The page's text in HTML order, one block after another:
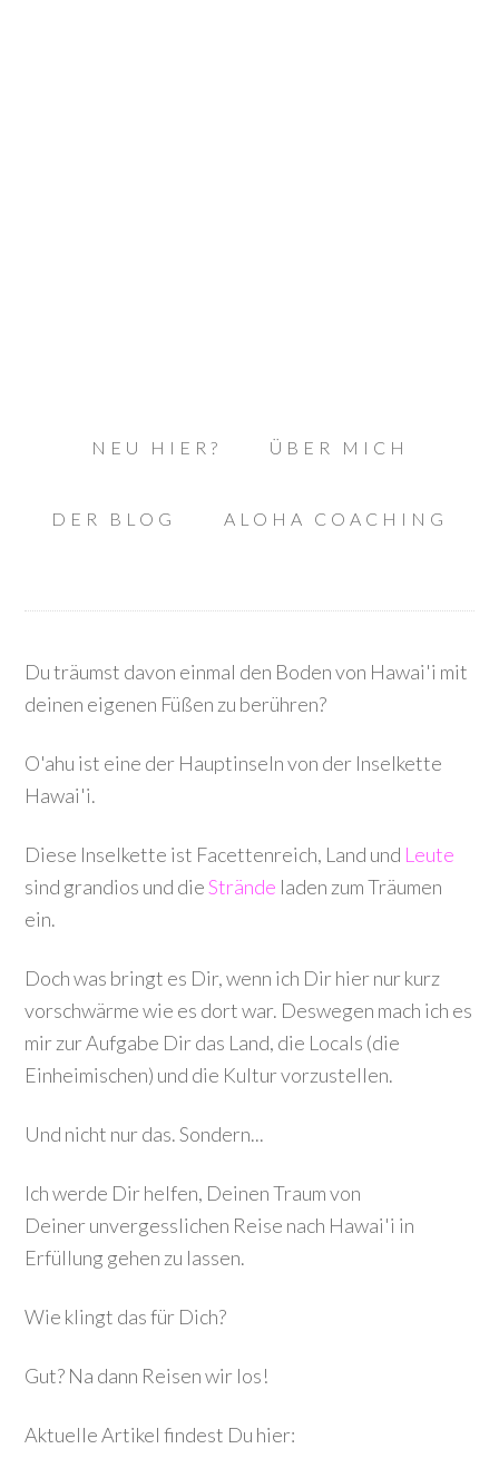
NEU HIER? ÜBER MICH
DER BLOG ALOHA COACHING
Du träumst davon einmal den Boden von Hawai'i mit
deinen eigenen Füßen zu berühren?
O'ahu ist eine der Hauptinseln von der Inselkette
Hawai'i.
Diese Inselkette ist Facettenreich, Land und Leute
sind grandios und dieStrände laden zum Träumen
ein.
Doch was bringt es Dir, wenn ich Dir hier nur kurz
vorschwärme wie es dort war. Deswegen mach ich es
mir zur Aufgabe Dir das Land, die Locals (die
Einheimischen) und die Kultur vorzustellen.
Und nicht nur das. Sondern...
Ich werde Dir helfen, Deinen Traum von
Deiner unvergesslichen Reise nach Hawai'i in
Erfüllung gehen zu lassen.
Wie klingt das für Dich?
Gut? Na dann Reisen wir los!
Aktuelle Artikel findest Du hier: